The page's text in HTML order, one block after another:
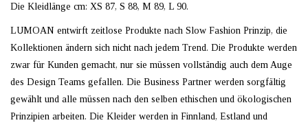
Die Kleidlänge cm: XS 87, S 88, M 89, L 90.
LUMOAN entwirft zeitlose Produkte nach Slow Fashion Prinzip, die
Kollektionen ändern sich nicht nach jedem Trend. Die Produkte werden
zwar für Kunden gemacht, nur sie müssen vollständig auch dem Auge
des Design Teams gefallen. Die Business Partner werden sorgfältig
gewählt und alle müssen nach den selben ethischen und ökologischen
Prinzipien arbeiten. Die Kleider werden in Finnland, Estland und